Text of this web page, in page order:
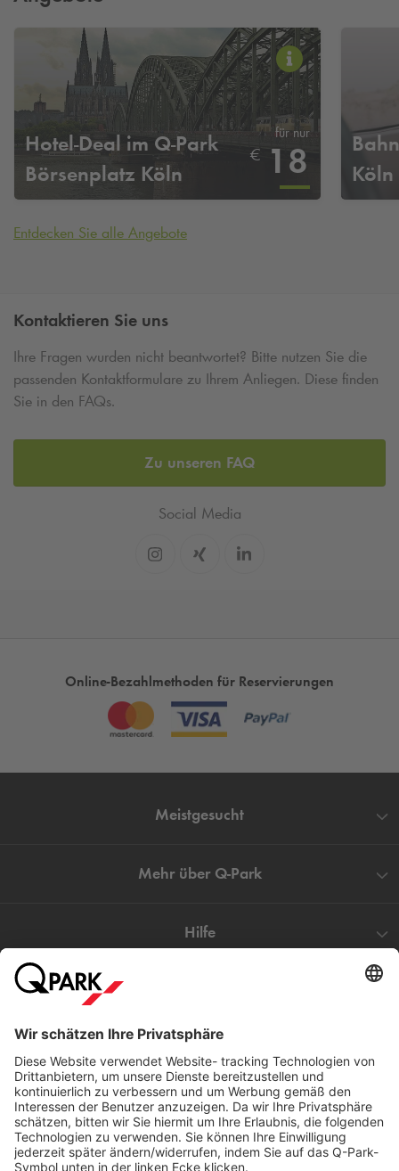
Hotel-Deal im Q-Park
Börsenplatz Köln
für nur
€ 18
Köln
Entdecken Sie alle Angebote
Kontaktieren Sie uns
Ihre Fragen wurden nicht beantwortet? Bitte nutzen Sie die
passenden Kontaktformulare zu Ihrem Anliegen. Diese finden
Sie in den FAQs.
Zu unseren FAQ
Social Media
Online-Bezahlmethoden für Reservierungen
Meistgesucht
Mehr über Q-Park
Hilfe
Download